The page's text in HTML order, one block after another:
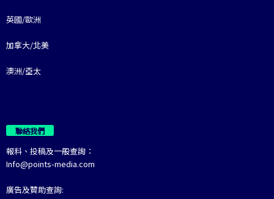
英國/歐洲
加拿大/北美
澳洲/亞太
聯絡我們
報料、投稿及一般查詢：
Info@points-media.com
廣告及贊助查詢: